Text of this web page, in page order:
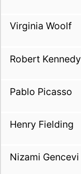
Virginia Woolf
Robert Kennedy
Pablo Picasso
Henry Fielding
Nizami Gencevi